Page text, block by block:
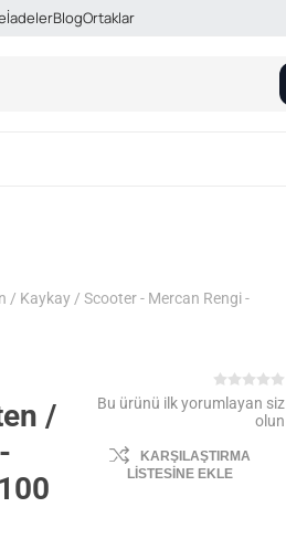
İadelerBlogOrtaklar
/ Kaykay / Scooter - Mercan Rengi -
/
Bu ürünü ilk yorumlayan siz
olun
KARŞILAŞTIRMA
LISTESINE EKLE